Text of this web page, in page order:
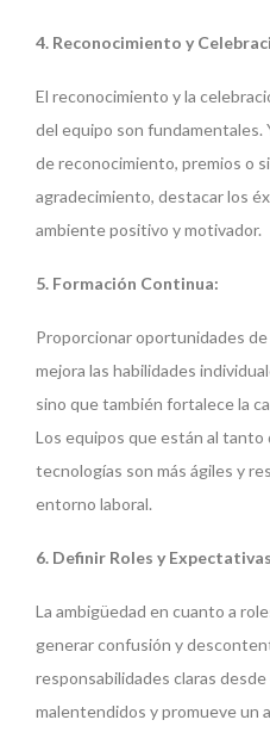
4. Reconocimiento y
El reconocimiento y la
del equipo son fundamentales.
de reconocimiento, premios o
agradecimiento, destacar los
ambiente positivo y motivador.
5. Formación Continua:
Proporcionar oportunidades
mejora las habilidades
sino que también fortalece la
Los equipos que están al
tecnologías son más ágiles y
entorno laboral.
6. Definir Roles y
La ambigüedad en cuanto a
generar confusión y
responsabilidades claras
malentendidos y promueve un